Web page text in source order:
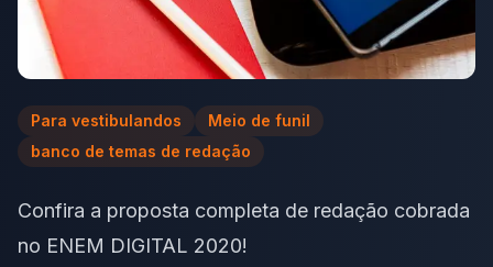
Para vestibulandos
Meio de funil
banco de temas de redação
Confira a proposta completa de redação cobrada
no ENEM DIGITAL 2020!